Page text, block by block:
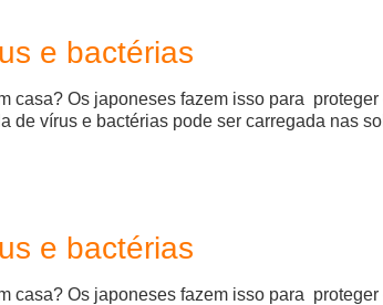
e bactérias
casa? Os japoneses fazem isso para
vírus e bactérias pode ser carregada nas
e bactérias
casa? Os japoneses fazem isso para